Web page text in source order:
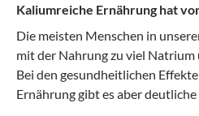
Kaliumreiche Ernährung hat
Die meisten Menschen in
mit der Nahrung zu viel Natrium
Bei den gesundheitlichen
Ernährung gibt es aber